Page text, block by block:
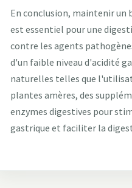
En conclusion, maintenir un
est essentiel pour une
contre les agents
d'un faible niveau d'acidité
naturelles telles que
plantes amères, des
enzymes digestives pour
gastrique et faciliter la